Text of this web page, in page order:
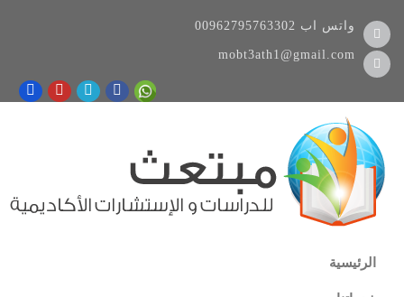
00962795763302 واتس اب
mobt3ath1@gmail.com
الرئيسية